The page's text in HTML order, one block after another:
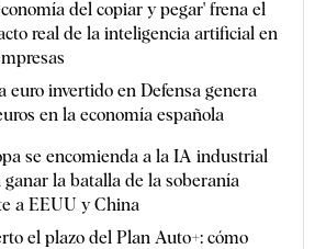
del copiar y pegar' frena el
real de la inteligencia artificial en
euro invertido en Defensa genera
en la economía española
se encomienda a la IA industrial
ganar la batalla de la soberanía
a EEUU y China
el plazo del Plan Auto+: cómo